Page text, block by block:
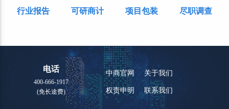
行业报告 可研商计 项目包装 尽职调查
电话
400-666-1917
(免长途费)
中商官网 关于我们
权责申明 联系我们